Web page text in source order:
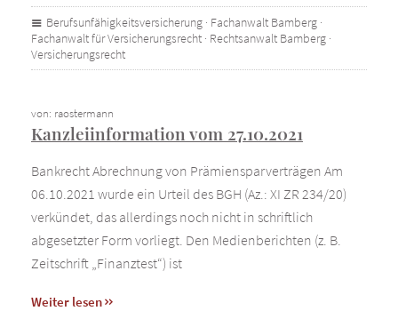
Berufsunfähigkeitsversicherung · Fachanwalt Bamberg ·
Fachanwalt für Versicherungsrecht · Rechtsanwalt Bamberg ·
Versicherungsrecht
von: raostermann
Kanzleiinformation vom 27.10.2021
Bankrecht Abrechnung von Prämiensparverträgen Am
06.10.2021 wurde ein Urteil des BGH (Az.: XI ZR 234/20)
verkündet, das allerdings noch nicht in schriftlich
abgesetzter Form vorliegt. Den Medienberichten (z. B.
Zeitschrift „Finanztest“) ist
Weiter lesen